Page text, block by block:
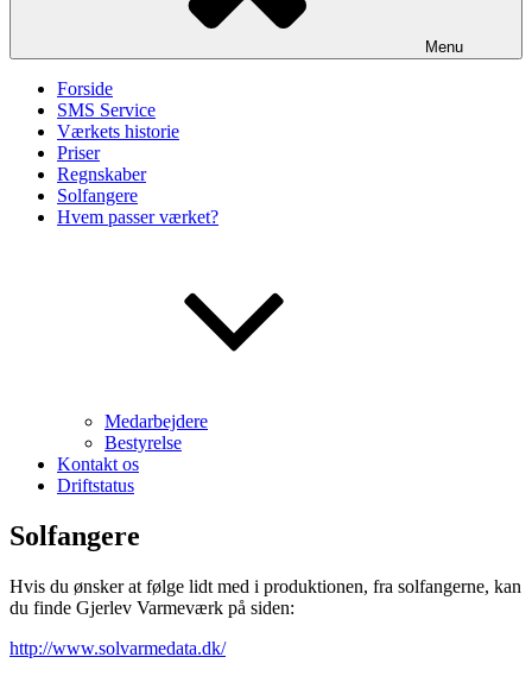
Menu
Forside
SMS Service
Værkets historie
Priser
Regnskaber
Solfangere
Hvem passer værket?
Medarbejdere
Bestyrelse
Kontakt os
Driftstatus
Solfangere
Hvis du ønsker at følge lidt med i produktionen, fra solfangerne, kan
du finde Gjerlev Varmeværk på siden:
http://www.solvarmedata.dk/